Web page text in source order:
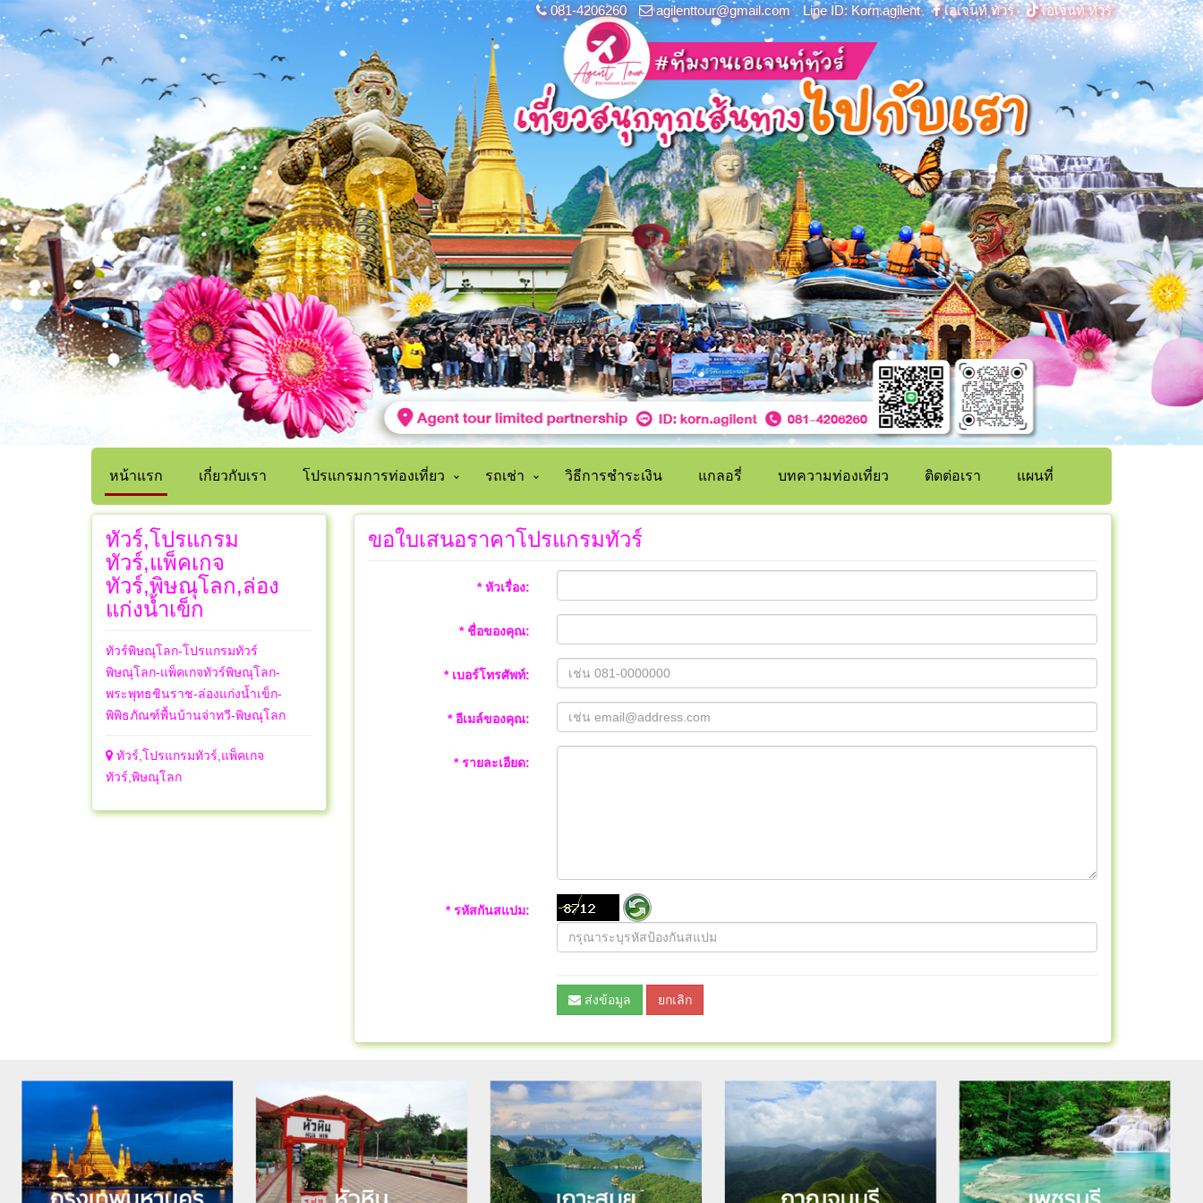
081-4206260 agilenttour@gmail.com Line ID: Korn.agilent เอเจนท์ ทัวร์ เอเจนท์ ทัวร์
หน้าแรก เกี่ยวกับเรา โปรแกรมการท่องเที่ยว รถเช่า วิธีการชำระเงิน แกลอรี่ บทความท่องเที่ยว ติดต่อเรา แผนที่
ทัวร์,โปรแกรม
ทัวร์,แพ็คเกจ
ทัวร์,พิษณุโลก,ล่อง
แก่งน้ำเข็ก
ทัวร์พิษณุโลก-โปรแกรมทัวร์
พิษณุโลก-แพ็คเกจทัวร์พิษณุโลก-
พระพุทธชินราช-ล่องแก่งน้ำเข็ก-
พิพิธภัณฑ์พื้นบ้านจ่าทวี-พิษณุโลก
ทัวร์,โปรแกรมทัวร์,แพ็คเกจ
ทัวร์,พิษณุโลก
ขอใบเสนอราคาโปรแกรมทัวร์
* หัวเรื่อง:
* ชื่อของคุณ:
* เบอร์โทรศัพท์:
* อีเมล์ของคุณ:
* รายละเอียด:
* รหัสกันสแปม:
ส่งข้อมูล ยกเลิก